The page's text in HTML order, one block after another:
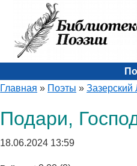
Главная » Поэты » Зазерский
Подари,
18.06.2024 13:59